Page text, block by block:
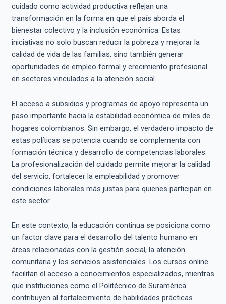
cuidado como actividad productiva reflejan una
transformación en la forma en que el país aborda el
bienestar colectivo y la inclusión económica. Estas
iniciativas no solo buscan reducir la pobreza y mejorar la
calidad de vida de las familias, sino también generar
oportunidades de empleo formal y crecimiento profesional
en sectores vinculados a la atención social.
El acceso a subsidios y programas de apoyo representa un
paso importante hacia la estabilidad económica de miles de
hogares colombianos. Sin embargo, el verdadero impacto de
estas políticas se potencia cuando se complementa con
formación técnica y desarrollo de competencias laborales.
La profesionalización del cuidado permite mejorar la calidad
del servicio, fortalecer la empleabilidad y promover
condiciones laborales más justas para quienes participan en
este sector.
En este contexto, la educación continua se posiciona como
un factor clave para el desarrollo del talento humano en
áreas relacionadas con la gestión social, la atención
comunitaria y los servicios asistenciales. Los cursos online
facilitan el acceso a conocimientos especializados, mientras
que instituciones como el Politécnico de Suramérica
contribuyen al fortalecimiento de habilidades prácticas